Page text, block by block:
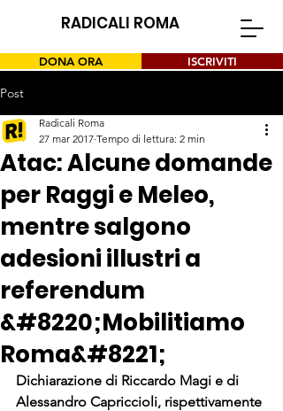
RADICALI ROMA
DONA ORA ISCRIVITI
Post
Atac: Alcune domande
per Raggi e Meleo,
mentre salgono
adesioni illustri a
referendum
&#8220;Mobilitiamo
Roma&#8221;
Radicali Roma
27 mar 2017 Tempo di lettura: 2 min
Dichiarazione di Riccardo Magi e di
Alessandro Capriccioli, rispettivamente